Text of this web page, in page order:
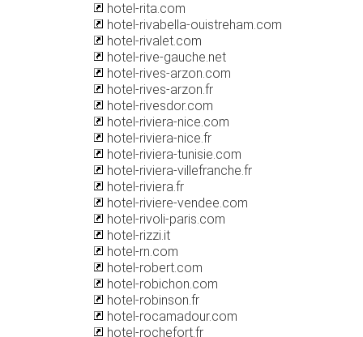
hotel-rita.com
hotel-rivabella-ouistreham.com
hotel-rivalet.com
hotel-rive-gauche.net
hotel-rives-arzon.com
hotel-rives-arzon.fr
hotel-rivesdor.com
hotel-riviera-nice.com
hotel-riviera-nice.fr
hotel-riviera-tunisie.com
hotel-riviera-villefranche.fr
hotel-riviera.fr
hotel-riviere-vendee.com
hotel-rivoli-paris.com
hotel-rizzi.it
hotel-rn.com
hotel-robert.com
hotel-robichon.com
hotel-robinson.fr
hotel-rocamadour.com
hotel-rochefort.fr